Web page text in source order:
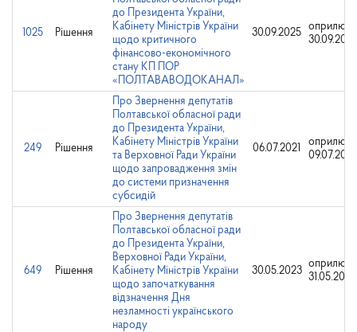
1025 Рішення
до Президента України,
Кабінету Міністрів України
щодо критичного
фінансово-економічного
стану КП ПОР
«ПОЛТАВАВОДОКАНАЛ»
30.09.2025
30.09.2025
249 Рішення
Про Звернення депутатів
Полтавської обласної ради
до Президента України,
Кабінету Міністрів України
та Верховної Ради України
щодо запровадження змін
до системи призначення
субсидій
06.07.2021
09.07.2021
649 Рішення
Про Звернення депутатів
Полтавської обласної ради
до Президента України,
Верховної Ради України,
Кабінету Міністрів України
щодо започаткування
відзначення Дня
незламності українського
народу
30.05.2023
31.05.2023